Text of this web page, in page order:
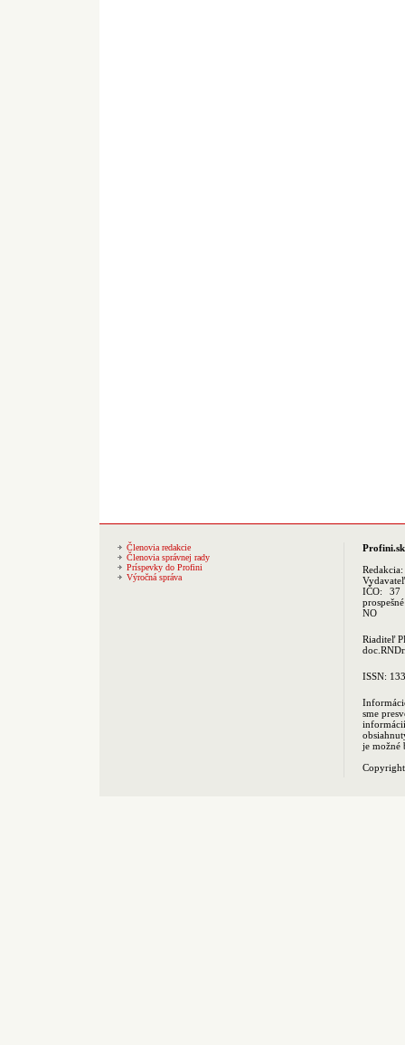
Členovia redakcie
Členovia správnej rady
Príspevky do Profini
Výročná správa
Profini.sk
Redakcia:
IČO: 37
NO
Riaditeľ
ISSN:
sme
je možné